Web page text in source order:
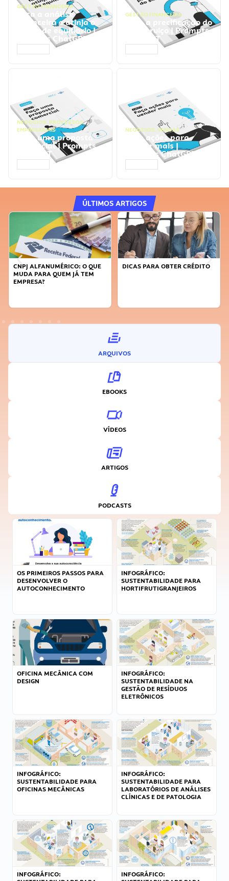
GESTÃO FINANCEIRA
Faça a análise
financeira e atinja o
ponto de equilíbrio |
Prompts ChatGPT
GESTÃO FINANCEIRA
Faça a precificação do
seu serviço | Prompts
ChatGPT
NEGÓCIOS, PROCESSOS
EMPRESARIAIS
Faça uma proposta
comercial | Prompts
ChatGPT
NEGÓCIOS, VENDAS
Faça ações para
vender mais |
Prompts ChatGPT
ÚLTIMOS ARTIGOS
CNPJ ALFANUMÉRICO: O QUE
MUDA PARA QUEM JÁ TEM
EMPRESA?
DICAS PARA OBTER CRÉDITO
ARQUIVOS
EBOOKS
VÍDEOS
ARTIGOS
PODCASTS
OS PRIMEIROS PASSOS PARA
DESENVOLVER O
AUTOCONHECIMENTO
INFOGRÁFICO:
SUSTENTABILIDADE PARA
HORTIFRUTIGRANJEIROS
OFICINA MECÂNICA COM
DESIGN
INFOGRÁFICO:
SUSTENTABILIDADE NA
GESTÃO DE RESÍDUOS
ELETRÔNICOS
INFOGRÁFICO:
SUSTENTABILIDADE PARA
OFICINAS MECÂNICAS
INFOGRÁFICO:
SUSTENTABILIDADE PARA
LABORATÓRIOS DE ANÁLISES
CLÍNICAS E DE PATOLOGIA
INFOGRÁFICO:
INFOGRÁFICO: